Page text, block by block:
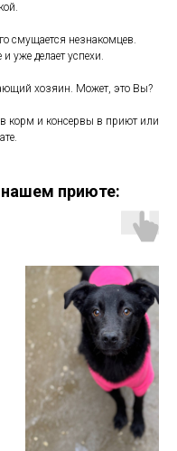
смущается незнакомцев.
уже делает успехи.
хозяин. Может, это Вы?
корм и консервы в приют или
приюте: